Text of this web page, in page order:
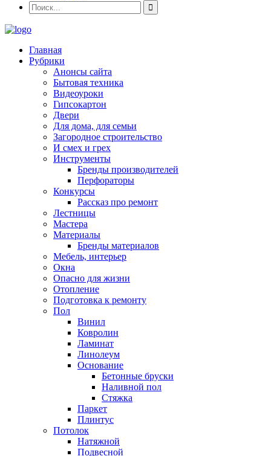
Главная
Рубрики
Анонсы сайта
Бытовая техника
Видеоуроки
Гипсокартон
Двери
Для дома, для семьи
Загородное строительство
И смех и грех
Инструменты
Бренды производителей
Перфораторы
Конкурсы
Рассказ про ремонт
Лестницы
Мастера
Материалы
Бренды материалов
Мебель, интерьер
Окна
Опасно для жизни
Отопление
Подготовка к ремонту
Пол
Винил
Ковролин
Ламинат
Линолеум
Основание
Бетонные бруски
Наливной пол
Стяжка
Паркет
Плинтус
Потолок
Натяжной
Подвесной